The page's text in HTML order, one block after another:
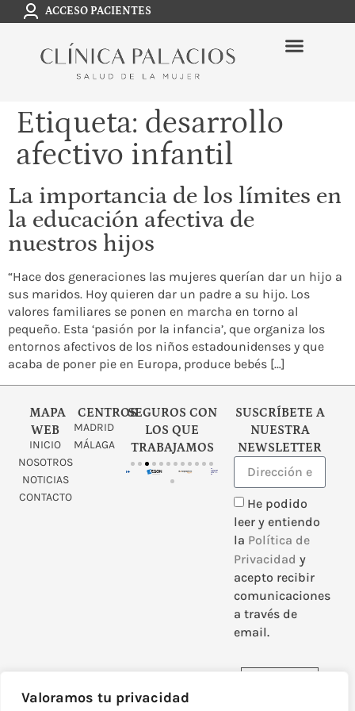
Valoramos tu privacidad
ACCESO PACIENTES
Etiqueta: desarrollo
afectivo infantil
La importancia de los límites en
la educación afectiva de
nuestros hijos
“Hace dos generaciones las mujeres querían dar un hijo a
sus maridos. Hoy quieren dar un padre a su hijo. Los
valores familiares se ponen en marcha en torno al
pequeño. Esta ‘pasión por la infancia’, que organiza los
entornos afectivos de los niños estadounidenses y que
acaba de poner pie en Europa, produce bebés […]
MAPA
WEB
INICIO
NOSOTROS
NOTICIAS
CONTACTO
CENTROS
MADRID
MÁLAGA
SEGUROS CON
LOS QUE
TRABAJAMOS
SUSCRÍBETE A
NUESTRA
NEWSLETTER
He podido
leer y entiendo
la Política de
Privacidad y
acepto recibir
comunicaciones
a través de
email.